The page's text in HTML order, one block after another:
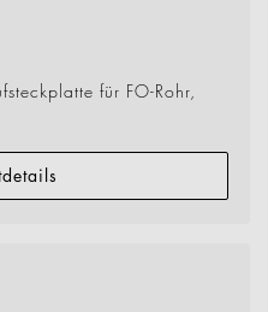
für FO-Rohr,